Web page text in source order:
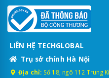
LIÊN HỆ TECHGLOBAL
Trụ sở chính Hà Nội
Địa chỉ: Số 18, ngõ 112 Trung